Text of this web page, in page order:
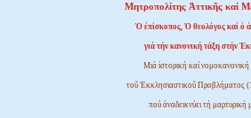
Μητροπολίτης Ἀττικῆς καί
Ὁ ἐπίσκοπος, Ὁ θεολόγος καί ὁ
γιά τήν κανονική τάξη στήν
Μιά ἱστορική καί νομοκανονική
τοῦ Ἐκκλησιαστικοῦ Προβλήματος
πού ἀναδεικνύει τή μαρτυρική